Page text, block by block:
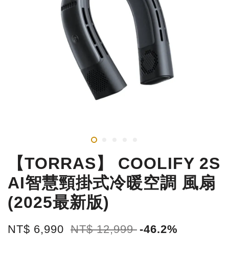
【TORRAS】 COOLIFY 2S
AI智慧頸掛式冷暖空調 風扇
(2025最新版)
NT$ 6,990 NT$ 12,999 -46.2%